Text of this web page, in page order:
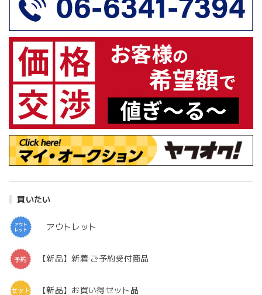
買いたい
アウトレット
【新品】新着 ご予約受付商品
【新品】お買い得セット品